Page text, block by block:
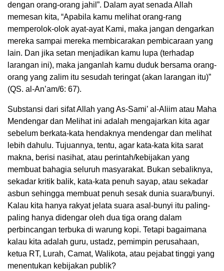
dengan orang-orang jahil”. Dalam ayat senada Allah
memesan kita, “Apabila kamu melihat orang-rang
memperolok-olok ayat-ayat Kami, maka jangan dengarkan
mereka sampai mereka membicarakan pembicaraan yang
lain. Dan jika setan menjadikan kamu lupa (terhadap
larangan ini), maka janganlah kamu duduk bersama orang-
orang yang zalim itu sesudah teringat (akan larangan itu)”
(QS. al-An’am/6: 67).
Substansi dari sifat Allah yang As-Sami’ al-Aliim atau Maha
Mendengar dan Melihat ini adalah mengajarkan kita agar
sebelum berkata-kata hendaknya mendengar dan melihat
lebih dahulu. Tujuannya, tentu, agar kata-kata kita sarat
makna, berisi nasihat, atau perintah/kebijakan yang
membuat bahagia seluruh masyarakat. Bukan sebaliknya,
sekadar kritik balik, kata-kata penuh sayap, atau sekadar
asbun sehingga membuat penuh sesak dunia suara/bunyi.
Kalau kita hanya rakyat jelata suara asal-bunyi itu paling-
paling hanya didengar oleh dua tiga orang dalam
perbincangan terbuka di warung kopi. Tetapi bagaimana
kalau kita adalah guru, ustadz, pemimpin perusahaan,
ketua RT, Lurah, Camat, Walikota, atau pejabat tinggi yang
menentukan kebijakan publik?